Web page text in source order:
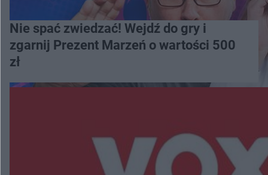
Nie spać zwiedzać! Wejdź do gry i
zgarnij Prezent Marzeń o wartości 500
zł